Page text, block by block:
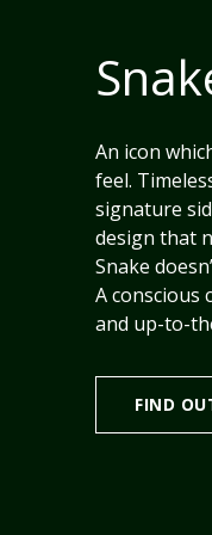
An icon
feel.
signature
design that
Snake
A conscious
and up-to-
FIND